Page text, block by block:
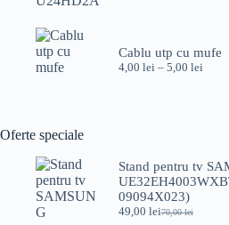
Cablu utp cu mufe
4,00 lei – 5,00 lei
Oferte speciale
Stand pentru tv
09094X023)
70,00lei
Prețul
49,00 leiPrețul